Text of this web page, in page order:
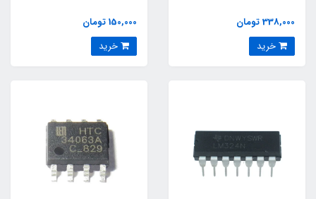
338,000 تومان
150,000 تومان